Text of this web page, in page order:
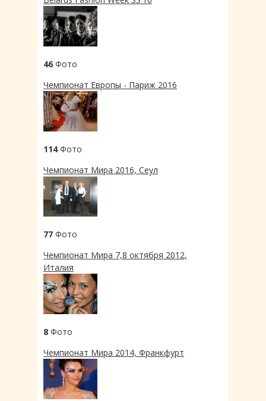
46 Фото
Чемпионат Европы - Париж 2016
114Фото
Чемпионат Мира 2016, Сеул
77 Фото
Чемпионат Мира 7,8 октября 2012,
Италия
8 Фото
Чемпионат Мира 2014, Франкфурт